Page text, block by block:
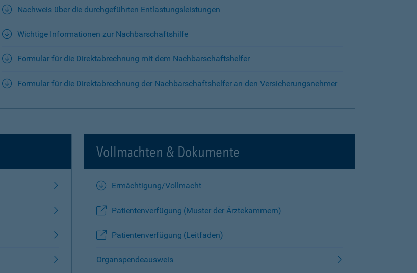
Nachweis über die durchgeführten Entlastungsleistungen
Wichtige Informationen zur Nachbarschaftshilfe
Formular für die Direktabrechnung mit dem Nachbarschaftshelfer
Formular für die Direktabrechnung der Nachbarschaftshelfer an den Versicherungsnehmer
Vollmachten & Dokumente
Ermächtigung/Vollmacht
Patientenverfügung (Muster der Ärztekammern)
Patientenverfügung (Leitfaden)
Organspendeausweis